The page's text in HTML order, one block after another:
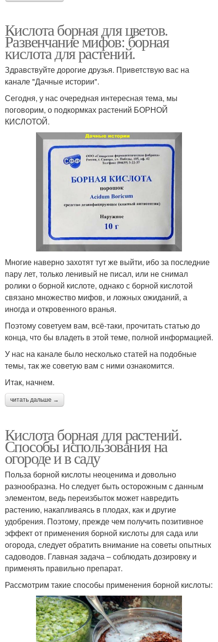
Кислота борная для цветов.
Развенчание мифов: борная
кислота для растений.
Здравствуйте дорогие друзья. Приветствую вас на
канале "Дачные истории".
Сегодня, у нас очередная интересная тема, мы
поговорим, о подкормках растений БОРНОЙ
КИСЛОТОЙ.
Многие наверно захотят тут же выйти, ибо за последние
пару лет, только ленивый не писал, или не снимал
ролики о борной кислоте, однако с борной кислотой
связано множество мифов, и ложных ожиданий, а
иногда и откровенного вранья.
Поэтому советуем вам, всё-таки, прочитать статью до
конца, что бы владеть в этой теме, полной информацией.
У нас на канале было несколько статей на подобные
темы, так же советую вам с ними ознакомится.
Итак, начнем.
читать дальше →
Кислота борная для растений.
Способы использования на
огороде и в саду
Польза борной кислоты неоценима и довольно
разнообразна. Но следует быть осторожным с данным
элементом, ведь переизбыток может навредить
растению, накапливаясь в плодах, как и другие
удобрения. Поэтому, прежде чем получить позитивное
эффект от применения борной кислоты для сада или
огорода, следует обратить внимание на советы опытных
садоводов. Главная задача – соблюдать дозировку и
применять правильно препарат.
Рассмотрим такие способы применения борной кислоты: